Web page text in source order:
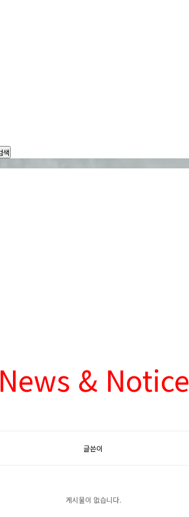
News & Notice
글쓴이
게시물이 없습니다.